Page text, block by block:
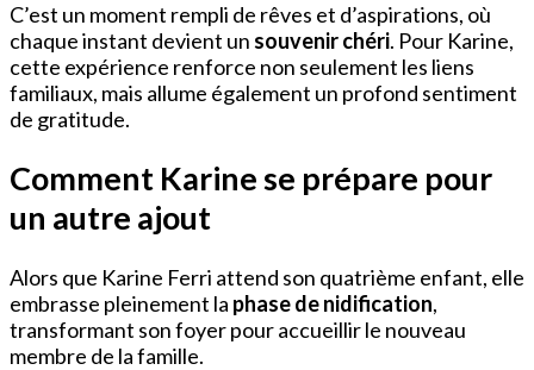
C’est un moment rempli de rêves et d’aspirations, où
chaque instant devient un souvenir chéri. Pour Karine,
cette expérience renforce non seulement les liens
familiaux, mais allume également un profond sentiment
de gratitude.
Comment Karine se prépare pour
un autre ajout
Alors que Karine Ferri attend son quatrième enfant, elle
embrasse pleinement la phase de nidification,
transformant son foyer pour accueillir le nouveau
membre de la famille.